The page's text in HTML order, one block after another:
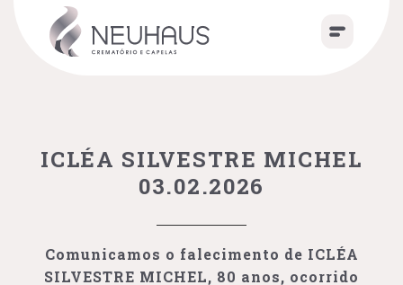
ICLÉA SILVESTRE MICHEL
03.02.2026
Comunicamos o falecimento de ICLÉA
SILVESTRE MICHEL, 80 anos, ocorrido